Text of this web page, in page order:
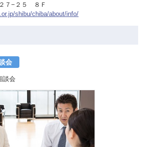
７−２５ ８Ｆ
shibu/chiba/about/info/
会
談会